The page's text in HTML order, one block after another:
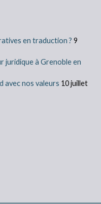
en traduction ? 9
juridique à Grenoble en
avec nos valeurs 10 juillet